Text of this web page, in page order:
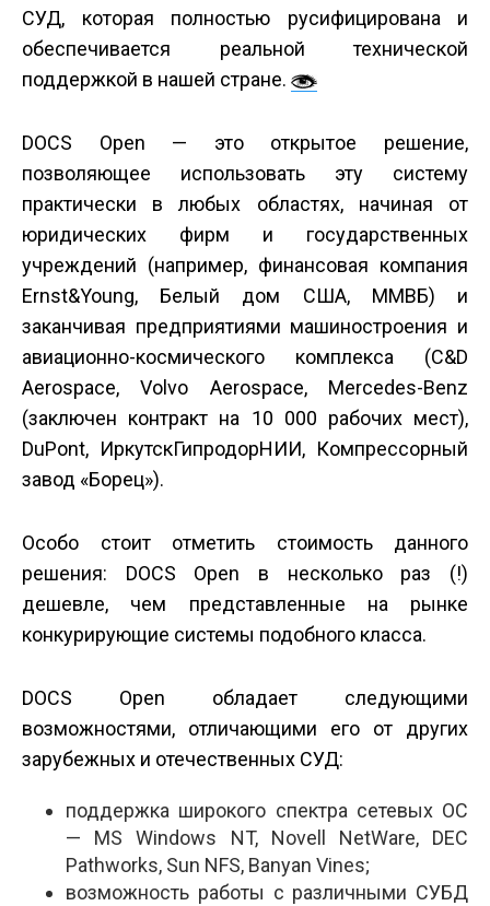
СУД, которая полностью русифицирована и
обеспечивается реальной технической
поддержкой в нашей стране.
DOCS Open — это открытое решение,
позволяющее использовать эту систему
практически в любых областях, начиная от
юридических фирм и государственных
учреждений (например, финансовая компания
Ernst&Young, Белый дом США, ММВБ) и
заканчивая предприятиями машиностроения и
авиационно-космического комплекса (C&D
Aerospace, Volvo Aerospace, Mercedes-Benz
(заключен контракт на 10 000 рабочих мест),
DuPont, ИркутскГипродорНИИ, Компрессорный
завод «Борец»).
Особо стоит отметить стоимость данного
решения: DOCS Open в несколько раз (!)
дешевле, чем представленные на рынке
конкурирующие системы подобного класса.
DOCS Open обладает следующими
возможностями, отличающими его от других
зарубежных и отечественных СУД:
поддержка широкого спектра сетевых ОС
— MS Windows NT, Novell NetWare, DEC
Pathworks, Sun NFS, Banyan Vines;
возможность работы с различными СУБД